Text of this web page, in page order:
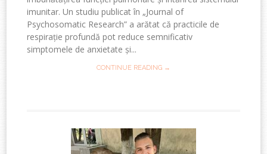
imunitar. Un studiu publicat în „Journal of
Psychosomatic Research” a arătat că practicile de
respirație profundă pot reduce semnificativ
simptomele de anxietate și...
CONTINUE READING →